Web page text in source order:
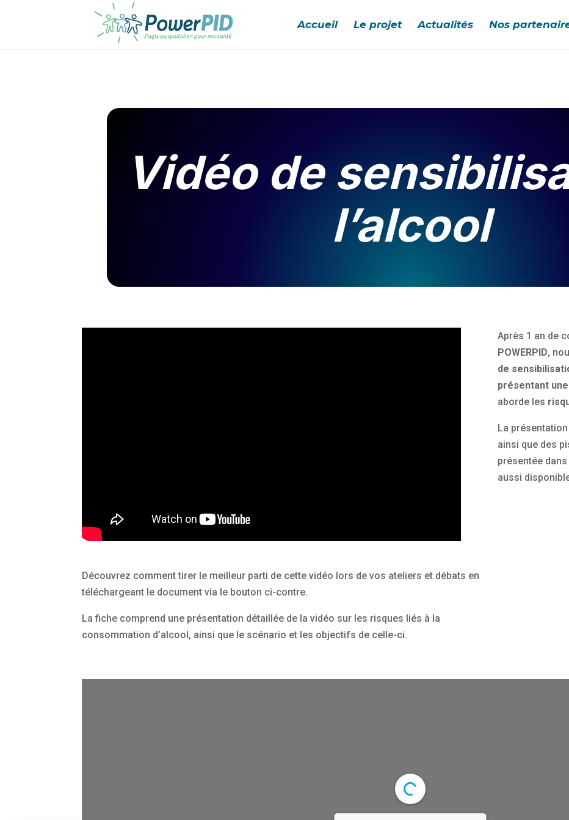
Accueil Le projet Actualités Nos
Vidéo de
l’alcool
Après 1 an de
POWERPID,
de
présentant
aborde les
La
ainsi que des
présentée
aussi
Découvrez comment tirer le meilleur parti de cette vidéo lors de vos ateliers et débats en
téléchargeant le document via le bouton ci-contre.
La fiche comprend une présentation détaillée de la vidéo sur les risques liés à la
consommation d’alcool, ainsi que le scénario et les objectifs de celle-ci.